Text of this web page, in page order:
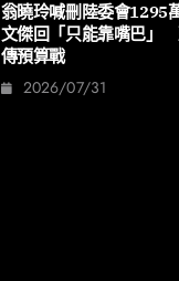
翁曉玲喊刪陸委會
文傑回「只能靠嘴巴」
傳預算戰
2026/07/31